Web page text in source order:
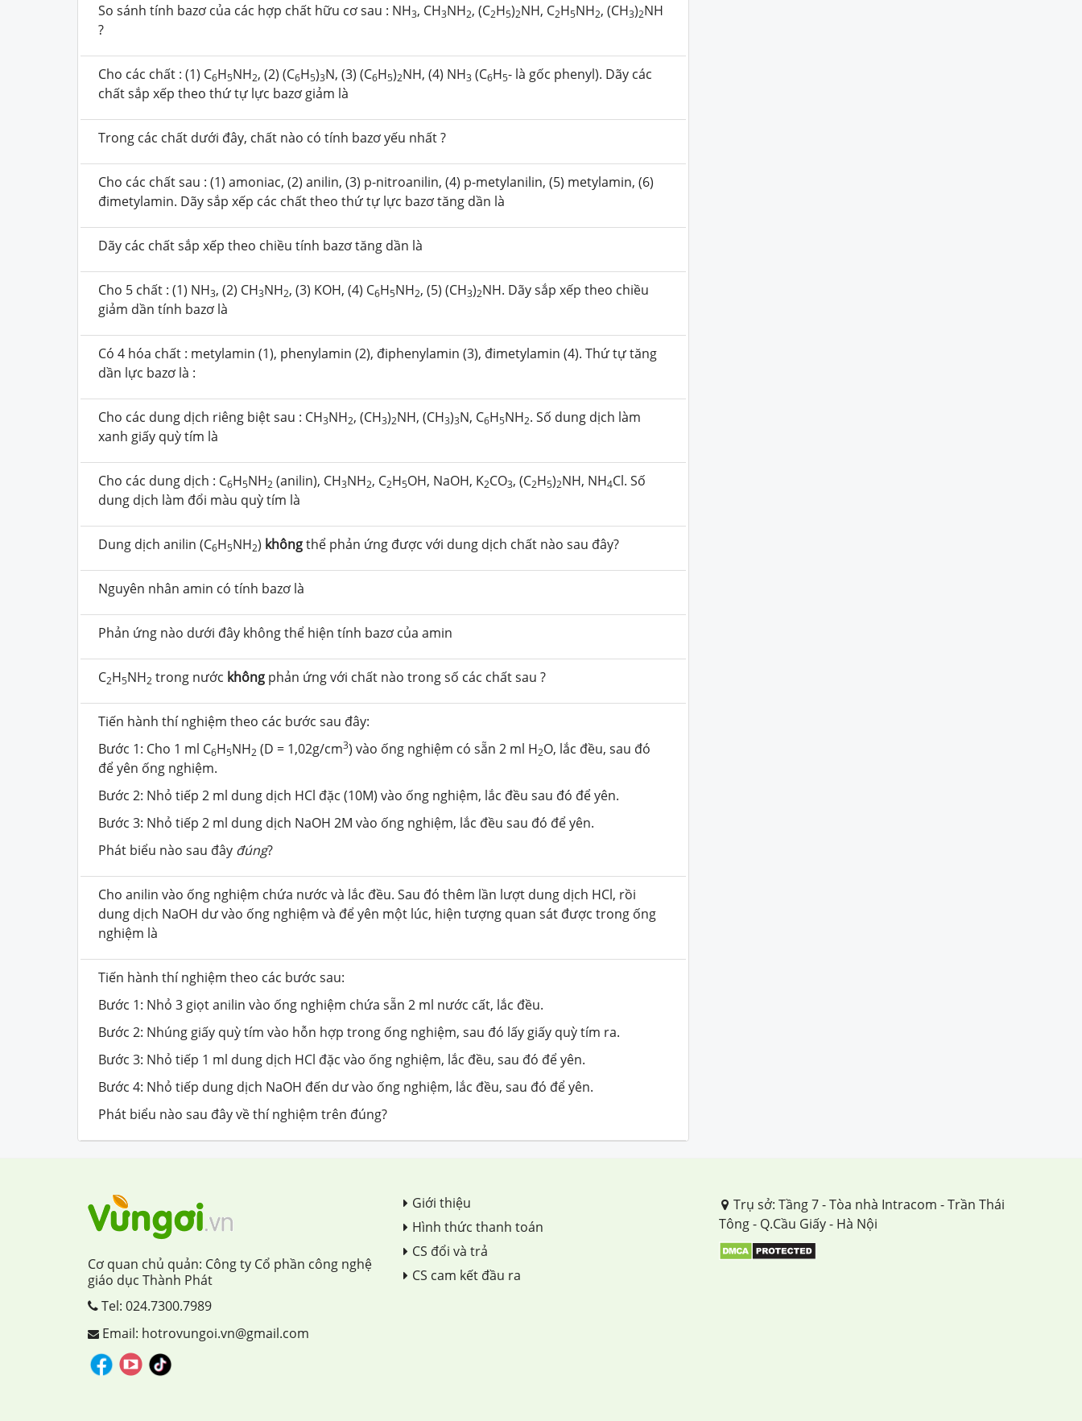
So sánh tính bazơ của các hợp chất hữu cơ sau : NH3, CH3NH2, (C2H5)2NH, C2H5NH2, (CH3)2NH
?
Cho các chất : (1) C6­H5NH2, (2) (C6H5)3N, (3) (C6H5)2NH, (4) NH3 (C6H5- là gốc phenyl). Dãy các
chất sắp xếp theo thứ tự lực bazơ giảm là
Trong các chất dưới đây, chất nào có tính bazơ yếu nhất ?
Cho các chất sau : (1) amoniac, (2) anilin, (3) p-nitroanilin, (4) p-metylanilin, (5) metylamin, (6)
đimetylamin. Dãy sắp xếp các chất theo thứ tự lực bazơ tăng dần là
Dãy các chất sắp xếp theo chiều tính bazơ tăng dần là
Cho 5 chất : (1) NH3, (2) CH3NH2, (3) KOH, (4) C6H5NH2, (5) (CH3)2NH. Dãy sắp xếp theo chiều
giảm dần tính bazơ là
Có 4 hóa chất : metylamin (1), phenylamin (2), điphenylamin (3), đimetylamin (4). Thứ tự tăng
dần lực bazơ là :
Cho các dung dịch riêng biệt sau : CH3NH2, (CH3)2NH, (CH3)3N, C6H5NH2. Số dung dịch làm
xanh giấy quỳ tím là
Cho các dung dịch : C6H5NH2 (anilin), CH3NH2, C2H5OH, NaOH, K2CO3, (C2H5)2NH, NH4Cl. Số
dung dịch làm đổi màu quỳ tím là
Dung dịch anilin (C6H5NH2) khôngthể phản ứng được với dung dịch chất nào sau đây?
Nguyên nhân amin có tính bazơ là
Phản ứng nào dưới đây không thể hiện tính bazơ của amin
C2H5NH2 trong nước không phản ứng với chất nào trong số các chất sau ?
Tiến hành thí nghiệm theo các bước sau đây:
Bước 1: Cho 1 ml C6H5NH2 (D = 1,02g/cm3) vào ống nghiệm có sẵn 2 ml H2O, lắc đều, sau đó
để yên ống nghiệm.
Bước 2: Nhỏ tiếp 2 ml dung dịch HCl đặc (10M) vào ống nghiệm, lắc đều sau đó để yên.
Bước 3: Nhỏ tiếp 2 ml dung dịch NaOH 2M vào ống nghiệm, lắc đều sau đó để yên.
Phát biểu nào sau đây đúng?
Cho anilin vào ống nghiệm chứa nước và lắc đều. Sau đó thêm lần lượt dung dịch HCl, rồi
dung dịch NaOH dư vào ống nghiệm và để yên một lúc, hiện tượng quan sát được trong ống
nghiệm là
Tiến hành thí nghiệm theo các bước sau:
Bước 1: Nhỏ 3 giọt anilin vào ống nghiệm chứa sẵn 2 ml nước cất, lắc đều.
Bước 2: Nhúng giấy quỳ tím vào hỗn hợp trong ống nghiệm, sau đó lấy giấy quỳ tím ra.
Bước 3: Nhỏ tiếp 1 ml dung dịch HCl đặc vào ống nghiệm, lắc đều, sau đó để yên.
Bước 4: Nhỏ tiếp dung dịch NaOH đến dư vào ống nghiệm, lắc đều, sau đó để yên.
Phát biểu nào sau đây về thí nghiệm trên đúng?
Cơ quan chủ quản: Công ty Cổ phần công nghệ
giáo dục Thành Phát
Tel: 024.7300.7989
Email: hotrovungoi.vn@gmail.com
Giới thiệu
Hình thức thanh toán
CS đổi và trả
CS cam kết đầu ra
Trụ sở: Tầng 7 - Tòa nhà Intracom - Trần Thái
Tông - Q.Cầu Giấy - Hà Nội